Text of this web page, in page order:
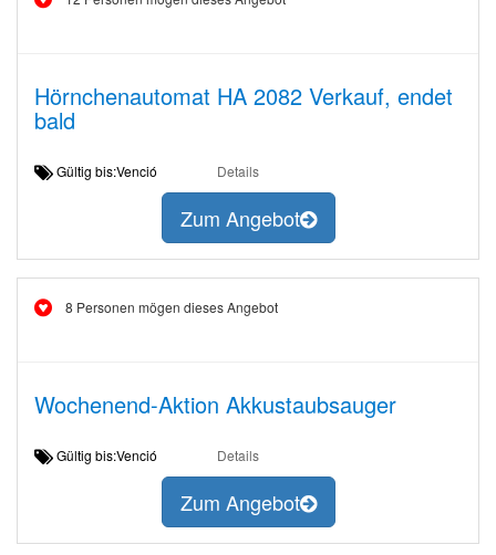
Hörnchenautomat HA 2082 Verkauf, endet
bald
Gültig bis:Venció Details
Zum Angebot
8 Personen mögen dieses Angebot
Wochenend-Aktion Akkustaubsauger
Gültig bis:Venció Details
Zum Angebot